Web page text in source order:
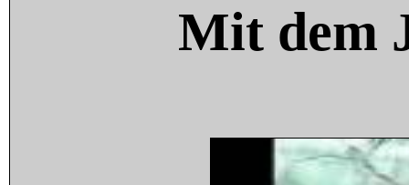
Mit dem